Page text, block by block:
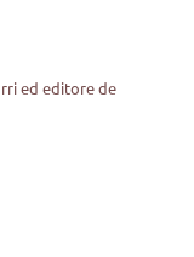
ed editore de